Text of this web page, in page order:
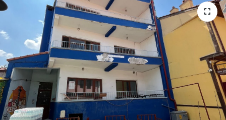
Tarihçe
Resmi İlanlar
Söyleşi
Foto Şaka
Teknoloji